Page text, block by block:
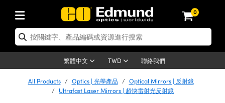
0
繁體中文 TWD 聯絡我們
| 光學產品
| 反射鏡
Optics | 雷射光學
| 雷射透鏡
| 光機組件
System | 光學籠式系統
| 顯微鏡
| Mitutoyo 物鏡
| 雷射
and Electronics | 雷射
Lenses | 成像鏡頭
Lenses | 定焦鏡頭
| 遠心鏡頭
| 相機
Cameras | Gigabit乙太網相
and Illumination | 照明
Lighting | 機器視覺光源
Lighting |顯微鏡照明
Targets | 測試板
Targets | 解析度測試板
Targets | 畸變測試版
and Detection | 測試與監測
| 光學度量
Solutions | 機器視覺方案
and Production | 實驗室和生產
| 清潔用品
Handling Tools | 零件夾持用品
應用選購
By Brand
Products | 新品專區
| 清倉品
| 清倉光學產品
Products | 重新認證產
| 重新認證光學產品
| 重新認證光機
All Products Optics | 光學產品
Optical Mirrors | 反射鏡
Ultrafast Laser Mirrors | 超快雷射光反射鏡